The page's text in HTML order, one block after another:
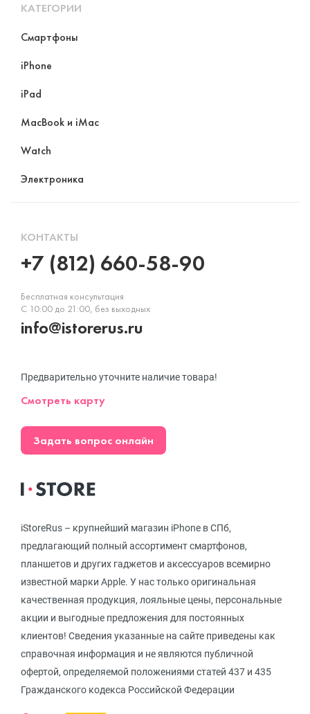
iStoreRus – крупнейший магазин iPhone в СПб,
предлагающий полный ассортимент смартфонов,
планшетов и других гаджетов и аксессуаров всемирно
известной марки Apple. У нас только оригинальная
качественная продукция, лояльные цены, персональные
акции и выгодные предложения для постоянных
клиентов! Сведения указанные на сайте приведены как
справочная информация и не являются публичной
офертой, определяемой положениями статей 437 и 435
Гражданского кодекса Российской Федерации
КАТЕГОРИИ
Смартфоны
iPhone
iPad
MacBook и iMac
Watch
Электроника
КОНТАКТЫ
+7 (812) 660-58-90
Бесплатная консультация
С 10:00 до 21:00, без выходных
info@istorerus.ru
Предварительно уточните наличие товара!
Смотреть карту
Задать вопрос онлайн